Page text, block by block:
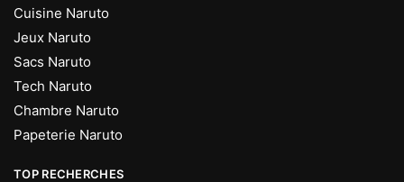
Cuisine Naruto
Jeux Naruto
Sacs Naruto
Tech Naruto
Chambre Naruto
Papeterie Naruto
TOP RECHERCHES